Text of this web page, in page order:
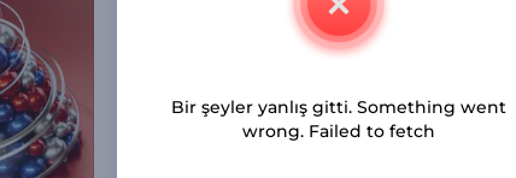
Bir şeyler yanlış gitti. Something went
wrong. Failed to fetch